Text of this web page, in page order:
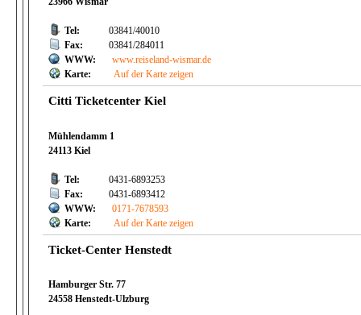
Tel:
03841/40010
Fax:
03841/284011
WWW:
www.reiseland-wismar.de
Karte:
Auf der Karte zeigen
Citti Ticketcenter Kiel
Mühlendamm 1
24113 Kiel
Tel:
0431-6893253
Fax:
0431-6893412
WWW:
0171-7678593
Karte:
Auf der Karte zeigen
Ticket-Center Henstedt
Hamburger Str. 77
24558 Henstedt-Ulzburg